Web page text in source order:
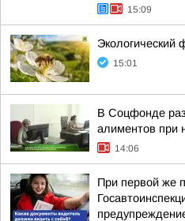
15:09
Экологический
15:01
В Соцфонде
алиментов при
14:06
При первой же